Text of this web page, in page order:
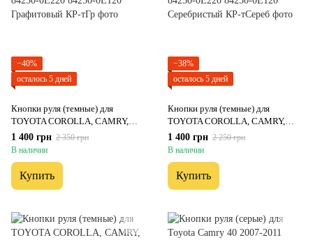
−40%
осталось 5 дней
Кнопки руля (темные) для
TOYOTA COROLLA, CAMRY,
HILUX, VIGO, INNOVA. 84250-
0E220 84250-0E120 Графитовый
1 400 грн 2 350 грн
В наличии
Купить
−38%
осталось 5 дней
Кнопки руля (темные) для
TOYOTA COROLLA, CAMRY,
HILUX, VIGO, INNOVA. 84250-
0E220 84250-0E120
1 400 грн 2 250 грн
В наличии
Купить